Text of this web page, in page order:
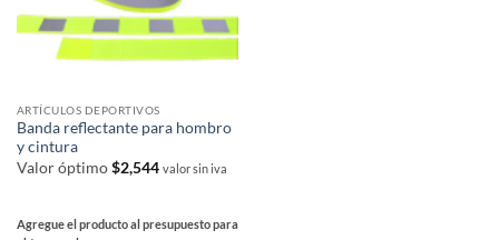
de
producto
ARTÍCULOS DEPORTIVOS
Banda reflectante para hombro
y cintura
Valor óptimo$2,544 valor sin iva
Agregue el producto al presupuesto para